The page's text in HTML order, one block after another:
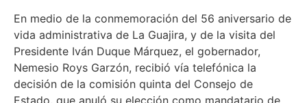
En medio de la conmemoración del 56 aniversario de
vida administrativa de La Guajira, y de la visita del
Presidente Iván Duque Márquez, el gobernador,
Nemesio Roys Garzón, recibió vía telefónica la
decisión de la comisión quinta del Consejo de